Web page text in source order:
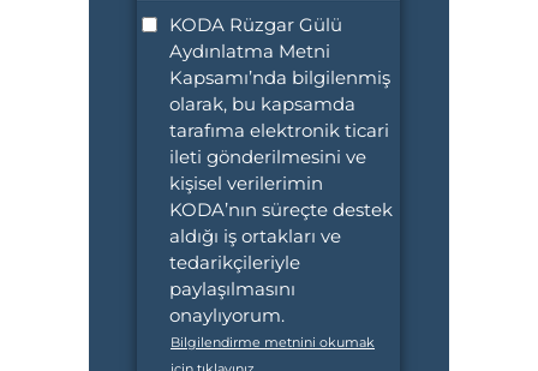
KODA Rüzgar Gülü
Aydınlatma Metni
Kapsamı’nda bilgilenmiş
olarak, bu kapsamda
tarafıma elektronik ticari
ileti gönderilmesini ve
kişisel verilerimin
KODA’nın süreçte destek
aldığı iş ortakları ve
tedarikçileriyle
paylaşılmasını
onaylıyorum.
Bilgilendirme metnini okumak